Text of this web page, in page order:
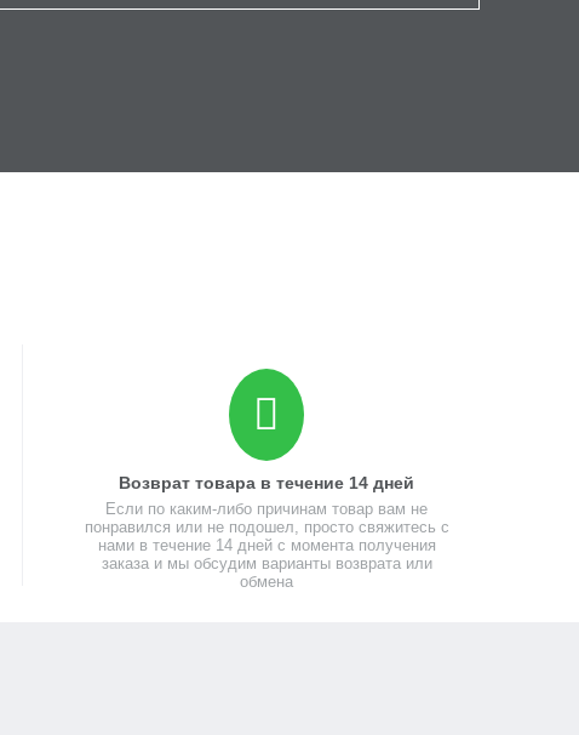
Возврат товара в течение 14 дней
Если по каким-либо причинам товар вам не
понравился или не подошел, просто свяжитесь с
нами в течение 14 дней с момента получения
заказа и мы обсудим варианты возврата или
обмена